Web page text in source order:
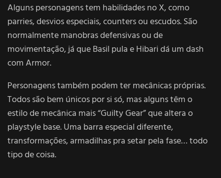
Alguns personagens tem habilidades no X, como
parries, desvios especiais, counters ou escudos. São
normalmente manobras defensivas ou de
movimentação, já que Basil pula e Hibari dá um dash
com Armor.
Personagens também podem ter mecânicas próprias.
Todos são bem únicos por si só, mas alguns têm o
estilo de mecânica mais “Guilty Gear” que altera o
playstyle base. Uma barra especial diferente,
transformações, armadilhas pra setar pela fase… todo
tipo de coisa.